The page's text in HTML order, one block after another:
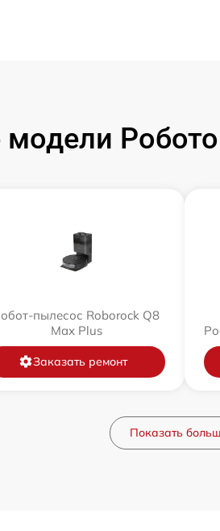
пылесос Roborock Q8
Max Plus
Заказать ремонт
Показать